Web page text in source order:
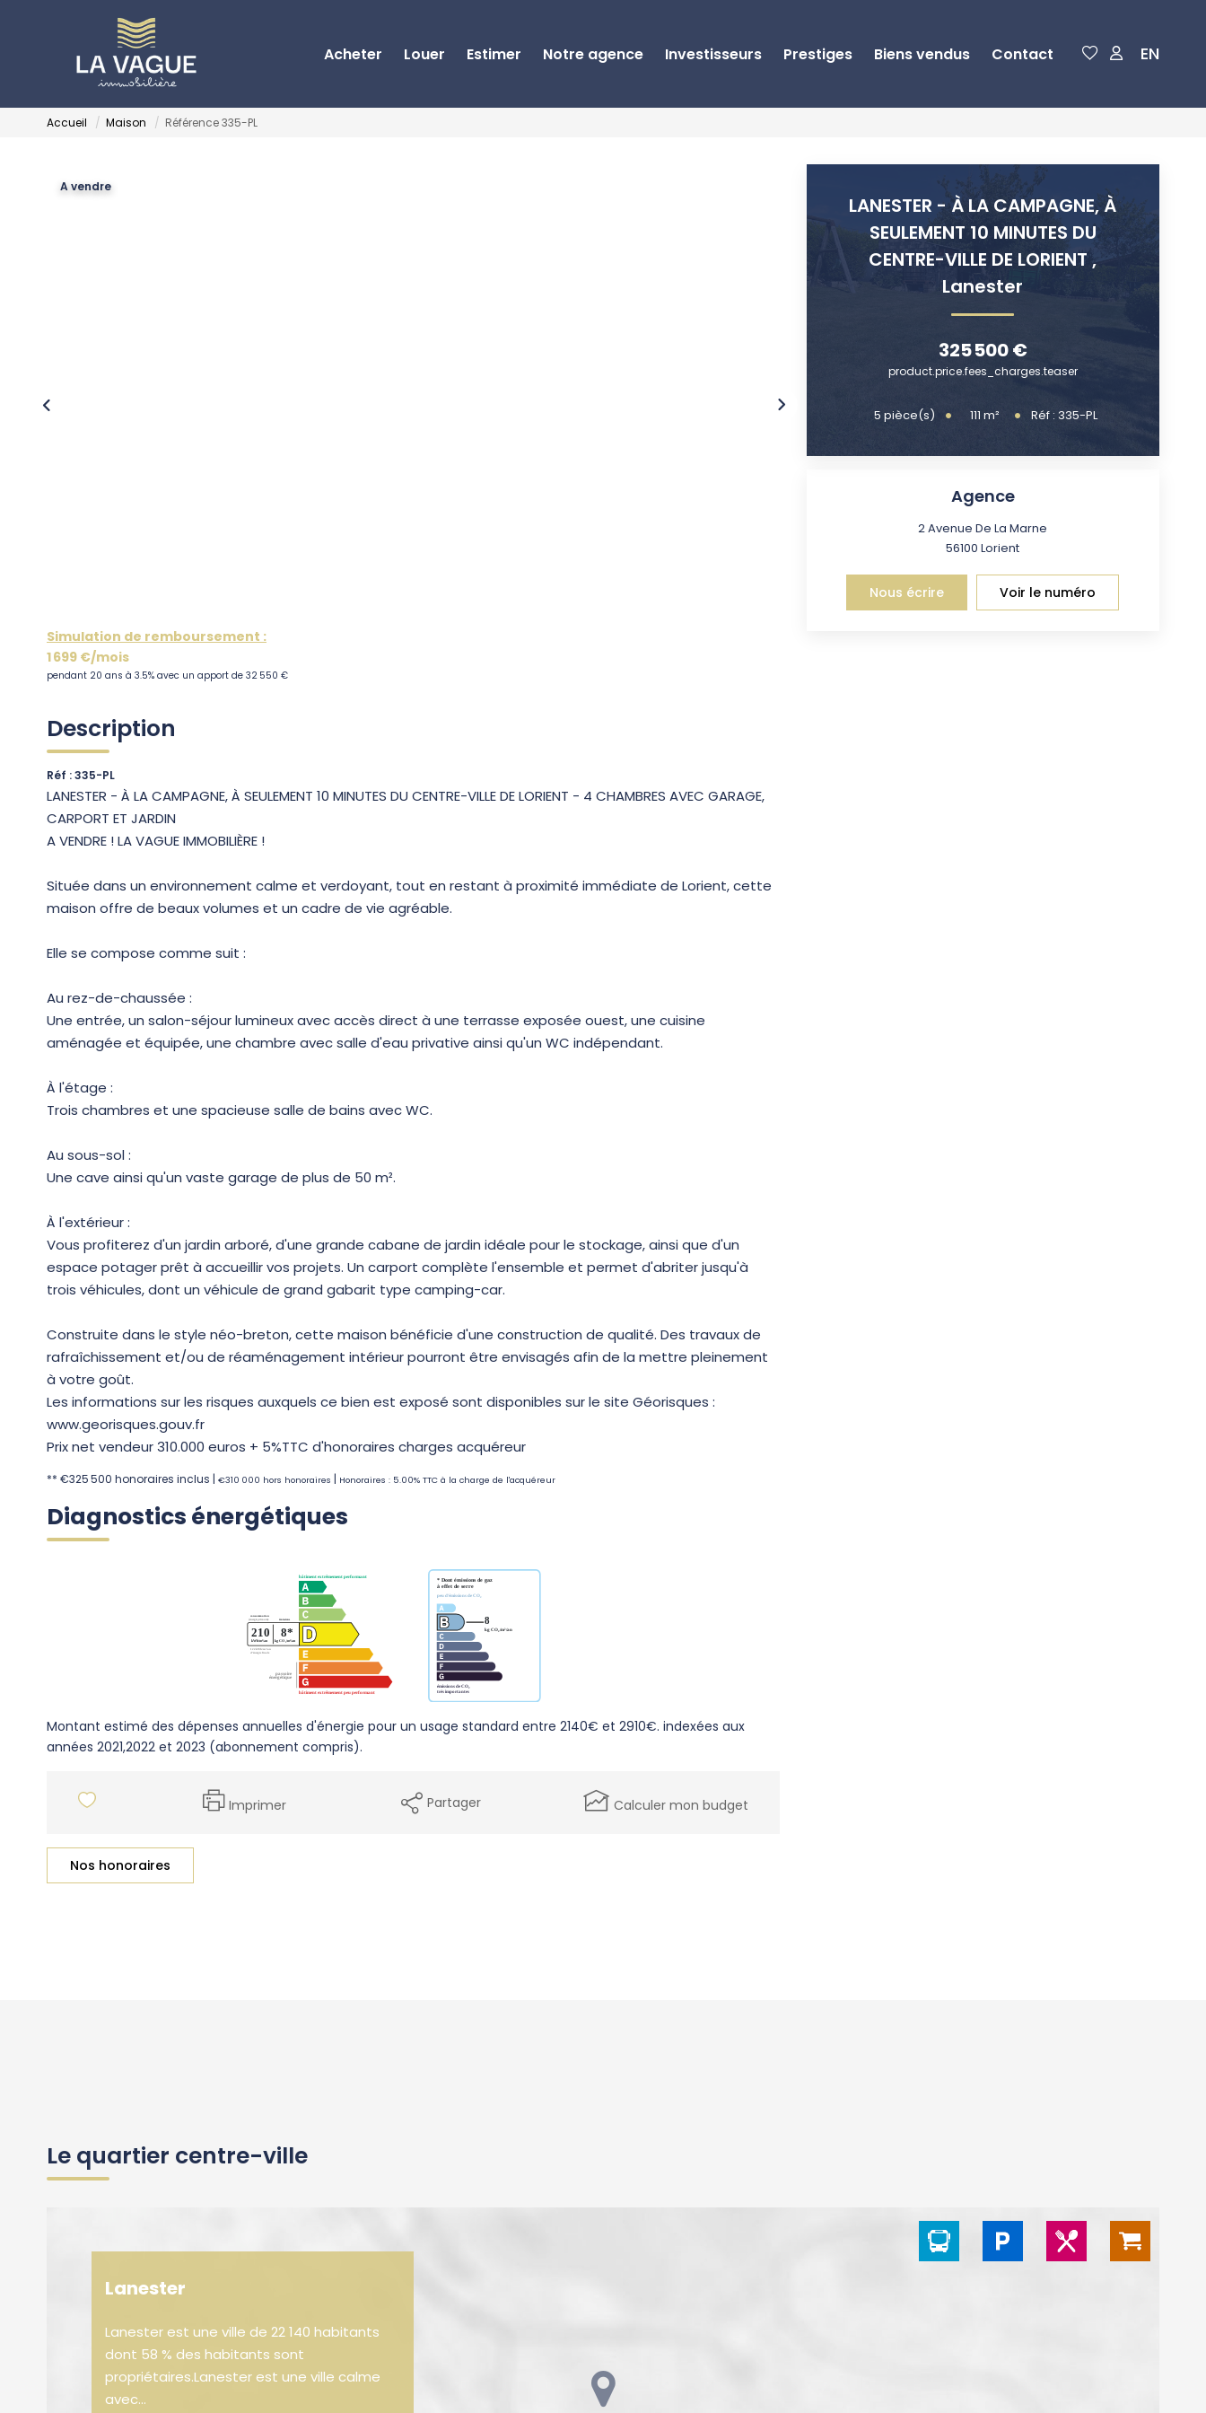
Acheter Louer Estimer Notre agence Investisseurs Prestiges Biens vendus Contact EN
Accueil Maison Référence 335-PL
A vendre
Simulation de remboursement :
1 699 €/mois
pendant 20 ans à 3.5% avec un apport de 32 550 €
Description
Réf : 335-PL
LANESTER - À LA CAMPAGNE, À SEULEMENT 10 MINUTES DU CENTRE-VILLE DE LORIENT - 4 CHAMBRES AVEC GARAGE,
CARPORT ET JARDIN
A VENDRE ! LA VAGUE IMMOBILIÈRE !
Située dans un environnement calme et verdoyant, tout en restant à proximité immédiate de Lorient, cette
maison offre de beaux volumes et un cadre de vie agréable.
Elle se compose comme suit :
Au rez-de-chaussée :
Une entrée, un salon-séjour lumineux avec accès direct à une terrasse exposée ouest, une cuisine
aménagée et équipée, une chambre avec salle d'eau privative ainsi qu'un WC indépendant.
À l'étage :
Trois chambres et une spacieuse salle de bains avec WC.
Au sous-sol :
Une cave ainsi qu'un vaste garage de plus de 50 m².
À l'extérieur :
Vous profiterez d'un jardin arboré, d'une grande cabane de jardin idéale pour le stockage, ainsi que d'un
espace potager prêt à accueillir vos projets. Un carport complète l'ensemble et permet d'abriter jusqu'à
trois véhicules, dont un véhicule de grand gabarit type camping-car.
Construite dans le style néo-breton, cette maison bénéficie d'une construction de qualité. Des travaux de
rafraîchissement et/ou de réaménagement intérieur pourront être envisagés afin de la mettre pleinement
à votre goût.
Les informations sur les risques auxquels ce bien est exposé sont disponibles sur le site Géorisques :
www.georisques.gouv.fr
Prix net vendeur 310.000 euros + 5%TTC d'honoraires charges acquéreur
** €325 500 honoraires inclus | €310 000 hors honoraires | Honoraires : 5.00% TTC à la charge de l'acquéreur
Diagnostics énergétiques
Montant estimé des dépenses annuelles d'énergie pour un usage standard entre 2140€ et 2910€. indexées aux
années 2021,2022 et 2023 (abonnement compris).
Imprimer Partager Calculer mon budget
Nos honoraires
LANESTER - À LA CAMPAGNE, À
SEULEMENT 10 MINUTES DU
CENTRE-VILLE DE LORIENT,
Lanester
325 500 €
product.price.fees_charges.teaser
5 pièce(s) 111 m² Réf : 335-PL
Agence
2 Avenue De La Marne
56100Lorient
Nous écrire Voir le numéro
Le quartier centre-ville
Lanester
Lanester est une ville de 22 140 habitants
dont 58 % des habitants sont
propriétaires.Lanester est une ville calme
avec...